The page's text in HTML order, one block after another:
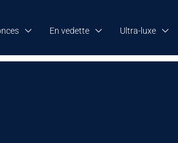
En vedette Ultra-luxe